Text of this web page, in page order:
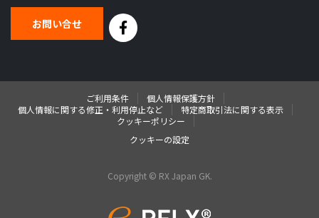
お問い合せ
ご利用条件
個人情報保護方針
個人情報に関する修正・利用停止など
特定商取引法に関する表示
クッキーポリシー
クッキーの設定
Copyright © RX Japan GK.